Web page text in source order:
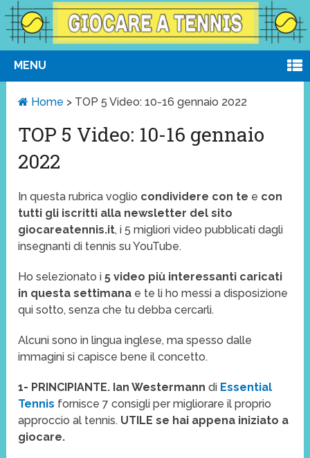
MENU
Home > TOP 5 Video: 10-16 gennaio 2022
TOP 5 Video: 10-16 gennaio
2022
In questa rubrica voglio condividere con te e con
tutti gli iscritti alla newsletter del sito
giocareatennis.it, i 5 migliori video pubblicati dagli
insegnanti di tennis su YouTube.
Ho selezionato i5 video più interessanti caricati
in questa settimana e te li ho messi a disposizione
qui sotto, senza che tu debba cercarli.
Alcuni sono in lingua inglese, ma spesso dalle
immagini si capisce bene il concetto.
1- PRINCIPIANTE. Ian Westermann di Essential
Tennis fornisce 7 consigli per migliorare il proprio
approccio al tennis. UTILE se hai appena iniziato a
giocare.